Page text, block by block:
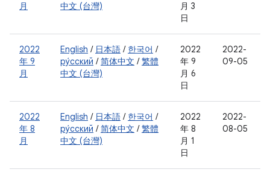
月
中文 (台灣)
月 3
日
2022
年 9
月
English / 日本語 / 한국어 /
ру́сский /简体中文 /繁體
中文 (台灣)
2022
年 9
月 6
日
2022-
09-05
2022
年 8
月
English / 日本語 / 한국어 /
ру́сский /简体中文 /繁體
中文 (台灣)
2022
年 8
月 1
日
2022-
08-05